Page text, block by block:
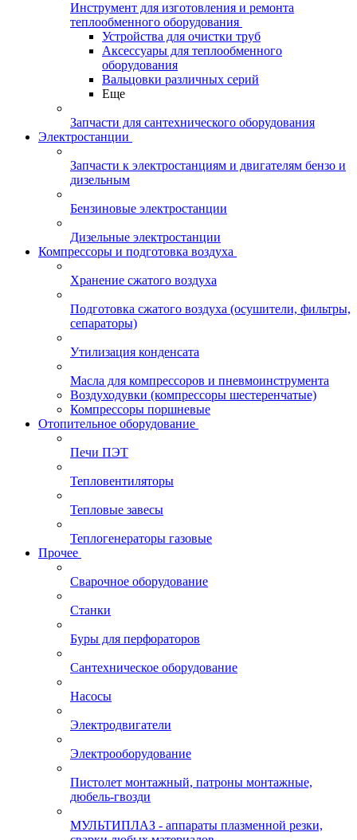
Инструмент для изготовления и ремонта
теплообменного оборудования
Устройства для очистки труб
Аксессуары для теплообменного
оборудования
Вальцовки различных серий
Еще
Запчасти для сантехнического оборудования
Электростанции
Запчасти к электростанциям и двигателям бензо и
дизельным
Бензиновые электростанции
Дизельные электростанции
Компрессоры и подготовка воздуха
Хранение сжатого воздуха
Подготовка сжатого воздуха (осушители, фильтры,
сепараторы)
Утилизация конденсата
Масла для компрессоров и пневмоинструмента
Воздуходувки (компрессоры шестеренчатые)
Компрессоры поршневые
Отопительное оборудование
Печи ПЭТ
Тепловентиляторы
Тепловые завесы
Теплогенераторы газовые
Прочее
Сварочное оборудование
Станки
Буры для перфораторов
Сантехническое оборудование
Насосы
Электродвигатели
Электрооборудование
Пистолет монтажный, патроны монтажные,
дюбель-гвозди
МУЛЬТИПЛАЗ - аппараты плазменной резки,